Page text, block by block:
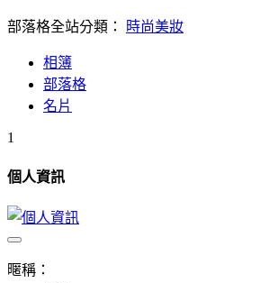
部落格全站分類： 時尚美妝
相簿
部落格
名片
1
個人資訊
暱稱：